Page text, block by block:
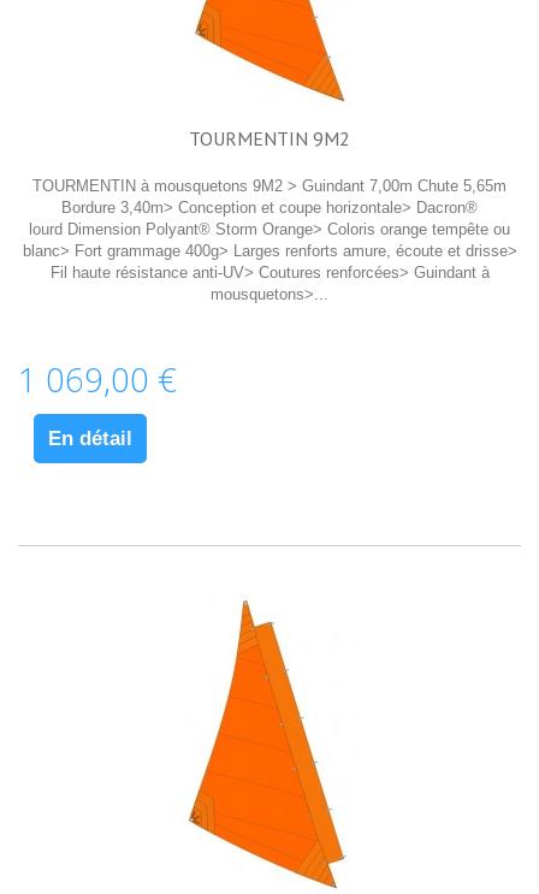
TOURMENTIN 9M2
TOURMENTIN à mousquetons 9M2 > Guindant 7,00m Chute 5,65m
Bordure 3,40m> Conception et coupe horizontale> Dacron®
lourd Dimension Polyant® Storm Orange> Coloris orange tempête ou
blanc> Fort grammage 400g> Larges renforts amure, écoute et drisse>
Fil haute résistance anti-UV> Coutures renforcées> Guindant à
mousquetons>...
1 069,00 €
En détail